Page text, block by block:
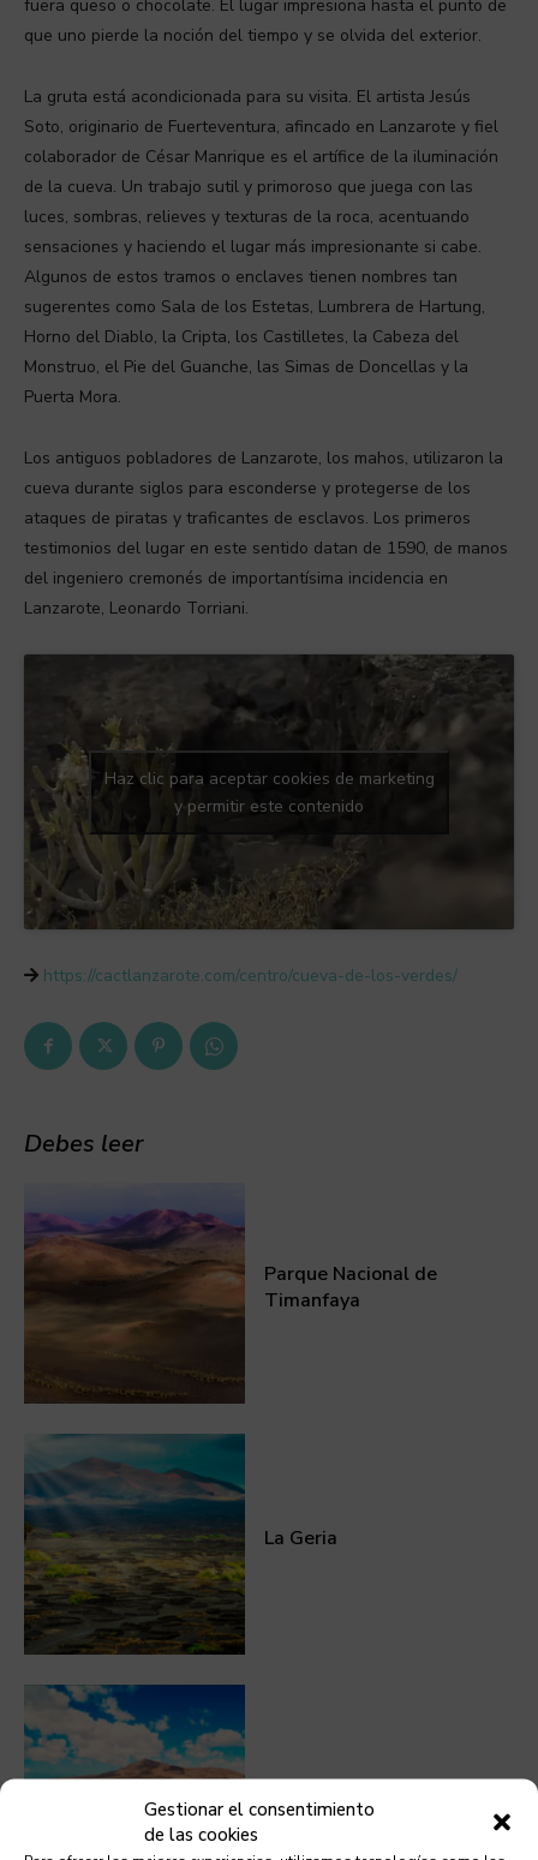
Gestionar el consentimiento
de las cookies
fuera queso o chocolate. El lugar impresiona hasta el punto de
que uno pierde la noción del tiempo y se olvida del exterior.
La gruta está acondicionada para su visita. El artista Jesús
Soto, originario de Fuerteventura, afincado en Lanzarote y fiel
colaborador de César Manrique es el artífice de la iluminación
de la cueva. Un trabajo sutil y primoroso que juega con las
luces, sombras, relieves y texturas de la roca, acentuando
sensaciones y haciendo el lugar más impresionante si cabe.
Algunos de estos tramos o enclaves tienen nombres tan
sugerentes como Sala de los Estetas, Lumbrera de Hartung,
Horno del Diablo, la Cripta, los Castilletes, la Cabeza del
Monstruo, el Pie del Guanche, las Simas de Doncellas y la
Puerta Mora.
Los antiguos pobladores de Lanzarote, los mahos, utilizaron la
cueva durante siglos para esconderse y protegerse de los
ataques de piratas y traficantes de esclavos. Los primeros
testimonios del lugar en este sentido datan de 1590, de manos
del ingeniero cremonés de importantísima incidencia en
Lanzarote, Leonardo Torriani.
Haz clic para aceptar cookies de marketing
y permitir este contenido
https://cactlanzarote.com/centro/cueva-de-los-verdes/
Debes leer
Parque Nacional de
Timanfaya
La Geria
Papagayo